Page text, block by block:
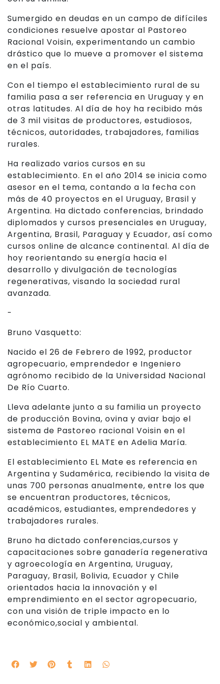
Sumergido en deudas en un campo de difíciles
condiciones resuelve apostar al Pastoreo
Racional Voisin, experimentando un cambio
drástico que lo mueve a promover el sistema
en el país.
Con el tiempo el establecimiento rural de su
familia pasa a ser referencia en Uruguay y en
otras latitudes. Al día de hoy ha recibido más
de 3 mil visitas de productores, estudiosos,
técnicos, autoridades, trabajadores, familias
rurales.
Ha realizado varios cursos en su
establecimiento. En el año 2014 se inicia como
asesor en el tema, contando a la fecha con
más de 40 proyectos en el Uruguay, Brasil y
Argentina. Ha dictado conferencias, brindado
diplomados y cursos presenciales en Uruguay,
Argentina, Brasil, Paraguay y Ecuador, así como
cursos online de alcance continental. Al día de
hoy reorientando su energía hacia el
desarrollo y divulgación de tecnologías
regenerativas, visando la sociedad rural
avanzada.
-
Bruno Vasquetto:
Nacido el 26 de Febrero de 1992, productor
agropecuario, emprendedor e Ingeniero
agrónomo recibido de la Universidad Nacional
De Río Cuarto.
Lleva adelante junto a su familia un proyecto
de producción Bovina, ovina y aviar bajo el
sistema de Pastoreo racional Voisin en el
establecimiento EL MATE en Adelia María.
El establecimiento EL Mate es referencia en
Argentina y Sudamérica, recibiendo la visita de
unas 700 personas anualmente, entre los que
se encuentran productores, técnicos,
académicos, estudiantes, emprendedores y
trabajadores rurales.
Bruno ha dictado conferencias,cursos y
capacitaciones sobre ganadería regenerativa
y agroecología en Argentina, Uruguay,
Paraguay, Brasil, Bolivia, Ecuador y Chile
orientados hacia la innovación y el
emprendimiento en el sector agropecuario,
con una visión de triple impacto en lo
económico,social y ambiental.